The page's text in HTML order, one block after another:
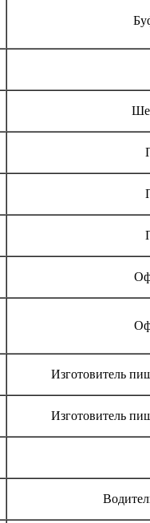
Изготовитель
Изготовитель